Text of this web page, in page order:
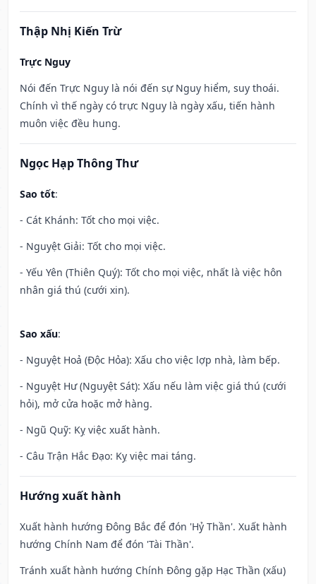
Thập Nhị Kiến Trừ
Trực Nguy
Nói đến Trực Nguy là nói đến sự Nguy hiểm, suy thoái.
Chính vì thế ngày có trực Nguy là ngày xấu, tiến hành
muôn việc đều hung.
Ngọc Hạp Thông Thư
Sao tốt:
- Cát Khánh: Tốt cho mọi việc.
- Nguyệt Giải: Tốt cho mọi việc.
- Yếu Yên (Thiên Quý): Tốt cho mọi việc, nhất là việc hôn
nhân giá thú (cưới xin).
Sao xấu:
- Nguyệt Hoả (Độc Hỏa): Xấu cho việc lợp nhà, làm bếp.
- Nguyệt Hư (Nguyệt Sát): Xấu nếu làm việc giá thú (cưới
hỏi), mở cửa hoặc mở hàng.
- Ngũ Quỹ: Kỵ việc xuất hành.
- Câu Trận Hắc Đạo: Kỵ việc mai táng.
Hướng xuất hành
Xuất hành hướng Đông Bắc để đón 'Hỷ Thần'. Xuất hành
hướng Chính Nam để đón 'Tài Thần'.
Tránh xuất hành hướng Chính Đông gặp Hạc Thần (xấu)